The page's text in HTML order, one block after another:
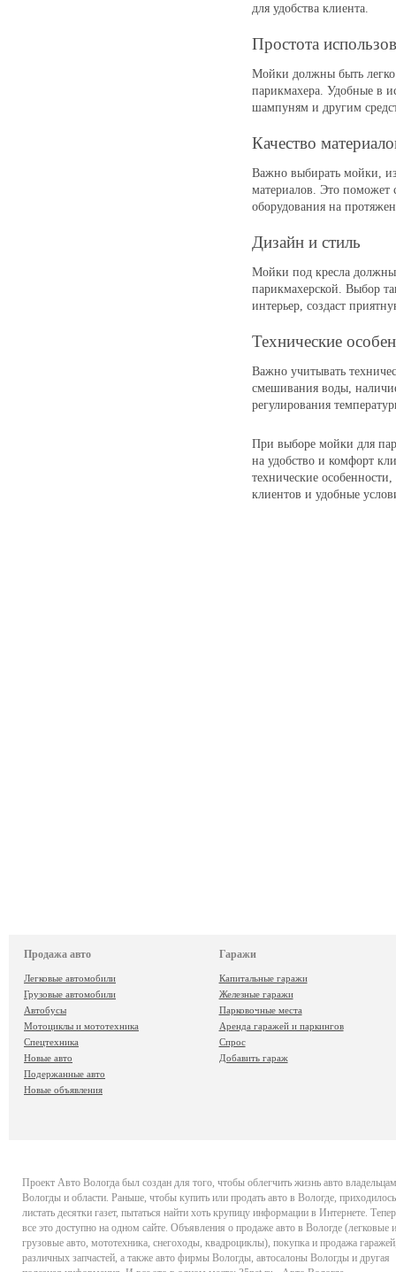
для удобства клиента.
Простота
Мойки должны быть легко
парикмахера. Удобные в
шампуням и другим
Качество
Важно выбирать мойки,
материалов. Это поможет
оборудования на
Дизайн и стиль
Мойки под кресла должны
парикмахерской. Выбор
интерьер, создаст
Технические
Важно учитывать
смешивания воды,
регулирования
При выборе мойки для
на удобство и комфорт
технические
клиентов и удобные
Продажа авто
Легковые автомобили
Грузовые автомобили
Автобусы
Мотоциклы и мототехника
Спецтехника
Новые авто
Подержанные авто
Новые объявления
Гаражи
Капитальные гаражи
Железные гаражи
Парковочные места
Аренда гаражей и паркингов
Спрос
Добавить гараж
Проект Авто Вологда был создан для того, чтобы облегчить жизнь авто владельцам
Вологды и области. Раньше, чтобы купить или продать авто в Вологде, приходилось
листать десятки газет, пытаться найти хоть крупицу информации в Интернете.
все это доступно на одном сайте. Объявления о продаже авто в Вологде (легковые и
грузовые авто, мототехника, снегоходы, квадроциклы), покупка и продажа
различных запчастей, а также авто фирмы Вологды, автосалоны Вологды и другая